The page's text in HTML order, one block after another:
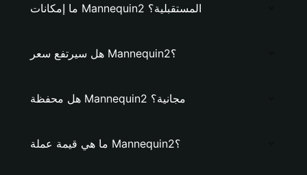
ما إمكانات Mannequin2 المستقبلية؟
هل سيرتفع سعر Mannequin2؟
هل محفظة Mannequin2 مجانية؟
ما هي قيمة عملة Mannequin2؟